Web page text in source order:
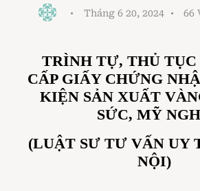
Tháng 6 20, 2024 66
TRÌNH TỰ, THỦ
CẤP GIẤY CHỨNG
KIỆN SẢN XUẤT
SỨC, MỸ
(LUẬT SƯ TƯ VẤN UY
NỘI)